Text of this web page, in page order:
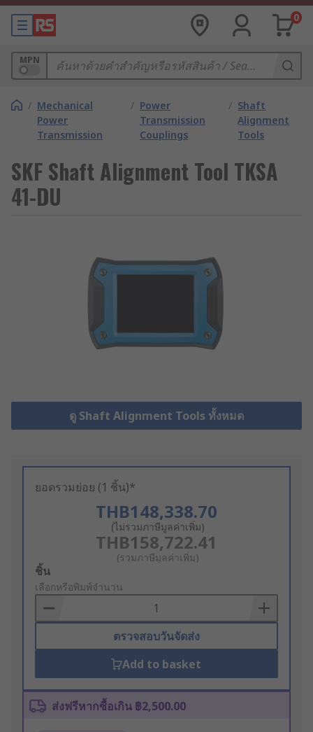
0
MPN
/ Mechanical
Power
Transmission
/ Power
Transmission
Couplings
/ Shaft
Alignment
Tools
SKF Shaft Alignment Tool TKSA
41-DU
ดู Shaft Alignment Tools ทั้งหมด
ยอดรวมย่อย (1 ชิ้น)*
THB148,338.70
(ไม่รวมภาษีมูลค่าเพิ่ม)
THB158,722.41
(รวมภาษีมูลค่าเพิ่ม)
Add
to
Basket
ชิ้น
เลือกหรือพิมพ์จำนวน
ตรวจสอบวันจัดส่ง
Add to basket
ส่งฟรีหากซื้อเกิน ฿2,500.00